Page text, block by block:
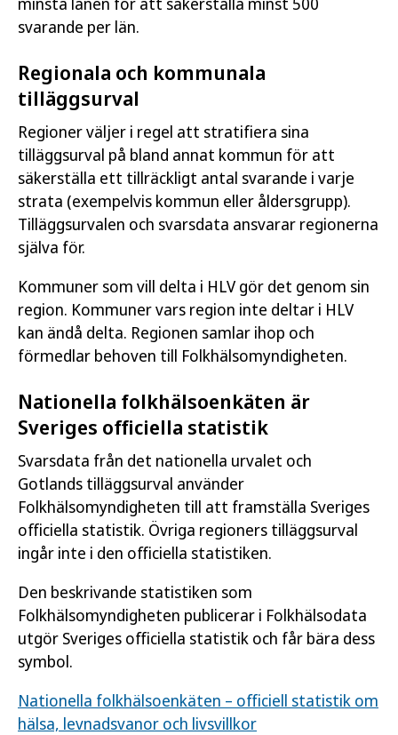
svarande per län.
Regionala och kommunala
tilläggsurval
Regioner väljer i regel att stratifiera sina
tilläggsurval på bland annat kommun för att
säkerställa ett tillräckligt antal svarande i varje
strata (exempelvis kommun eller åldersgrupp).
Tilläggsurvalen och svarsdata ansvarar regionerna
själva för.
Kommuner som vill delta i HLV gör det genom sin
region. Kommuner vars region inte deltar i HLV
kan ändå delta. Regionen samlar ihop och
förmedlar behoven till Folkhälsomyndigheten.
Nationella folkhälsoenkäten är
Sveriges officiella statistik
Svarsdata från det nationella urvalet och
Gotlands tilläggsurval använder
Folkhälsomyndigheten till att framställa Sveriges
officiella statistik. Övriga regioners tilläggsurval
ingår inte i den officiella statistiken.
Den beskrivande statistiken som
Folkhälsomyndigheten publicerar i Folkhälsodata
utgör Sveriges officiella statistik och får bära dess
symbol.
Nationella folkhälsoenkäten – officiell statistik om
hälsa, levnadsvanor och livsvillkor